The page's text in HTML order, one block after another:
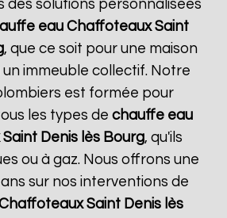
des solutions personnalisées
eau Chaffoteaux Saint
, que ce soit pour une maison
un immeuble collectif. Notre
est formée pour
les types dechauffe eau
Saint Denis lès Bourg, qu'ils
ou à gaz. Nous offrons une
sur nos interventions de
Saint Denis lès